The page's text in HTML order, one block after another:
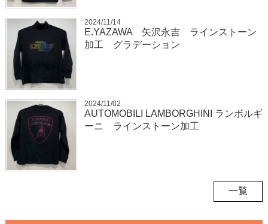
2024/11/14
E.YAZAWA 矢沢永吉 ラインストーン
加工 グラデーション
2024/11/02
AUTOMOBILI LAMBORGHINI ランボルギ
ーニ ラインストーン加工
一覧